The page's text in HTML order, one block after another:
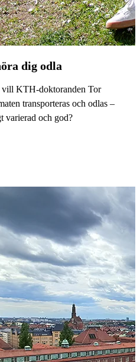
dig odla
vill KTH-doktoranden Tor
transporteras och odlas –
varierad och god?